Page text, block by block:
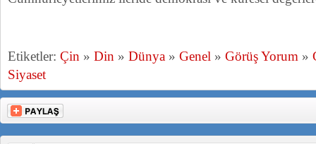
Etiketler: Çin » Din » Dünya » Genel » Görüş Yorum »
Siyaset